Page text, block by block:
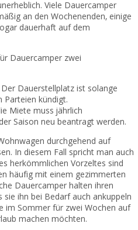
Viele Dauercamper
an den Wochenenden, einige
dauerhaft auf dem
Dauercamper zwei
Dauerstellplatz ist solange
Parteien kündigt.
Miete muss jährlich
Saison neu beantragt werden.
durchgehend auf
In diesem Fall spricht man auch
herkömmlichen Vorzeltes sind
häufig mit einem gezimmerten
Dauercamper halten ihren
ihn bei Bedarf auch ankuppeln
im Sommer für zwei Wochen auf
machen möchten.